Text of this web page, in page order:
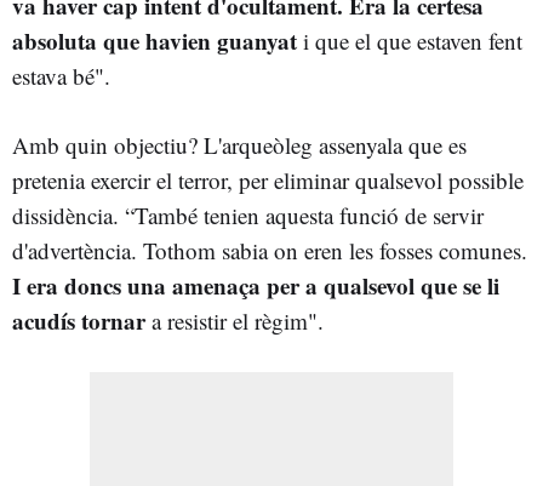
absoluta que havien guanyat i que el que estaven fent
estava bé".
Amb quin objectiu? L'arqueòleg assenyala que es
pretenia exercir el terror, per eliminar qualsevol possible
dissidència. “També tenien aquesta funció de servir
d'advertència. Tothom sabia on eren les fosses comunes.
I era doncs una amenaça per a qualsevol que se li
acudís tornara resistir el règim".